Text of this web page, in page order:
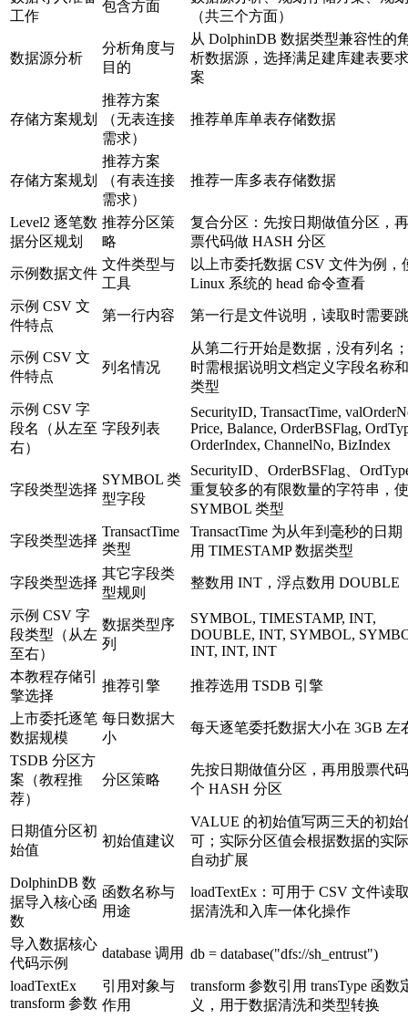
工作
包含方面
（共三个方面）
数据源分析
分析角度与
目的
从 DolphinDB 数据类型兼容性的
析数据源，选择满足建库建表要
案
存储方案规划
推荐方案
（无表连接
需求）
推荐单库单表存储数据
存储方案规划
推荐方案
（有表连接
需求）
推荐一库多表存储数据
Level2 逐笔数
据分区规划
推荐分区策
略
复合分区：先按日期做值分区，
票代码做 HASH 分区
示例数据文件
文件类型与
工具
以上市委托数据 CSV 文件为例，
Linux 系统的 head 命令查看
示例 CSV 文
件特点
第一行内容 第一行是文件说明，读取时需要
示例 CSV 文
件特点
列名情况
从第二行开始是数据，没有列名
时需根据说明文档定义字段名称
类型
示例 CSV 字
段名（从左至
右）
字段列表
SecurityID, TransactTime,
Price, Balance, OrderBSFlag,
OrderIndex, ChannelNo, BizIndex
字段类型选择
SYMBOL 类
型字段
SecurityID、OrderBSFlag、
重复较多的有限数量的字符串，
SYMBOL 类型
字段类型选择
TransactTime
类型
TransactTime 为从年到毫秒的日期
用 TIMESTAMP 数据类型
字段类型选择
其它字段类
型规则
整数用 INT，浮点数用 DOUBLE
示例 CSV 字
段类型（从左
至右）
数据类型序
列
SYMBOL, TIMESTAMP, INT,
DOUBLE, INT, SYMBOL,
INT, INT, INT
本教程存储引
擎选择
推荐引擎 推荐选用 TSDB 引擎
上市委托逐笔
数据规模
每日数据大
小
每天逐笔委托数据大小在 3GB 左
TSDB 分区方
案（教程推
荐）
分区策略
先按日期做值分区，再用股票代
个 HASH 分区
日期值分区初
始值
初始值建议
VALUE 的初始值写两三天的初始
可；实际分区值会根据数据的实
自动扩展
DolphinDB 数
据导入核心函
数
函数名称与
用途
loadTextEx：可用于 CSV 文件读
据清洗和入库一体化操作
导入数据核心
代码示例
database 调用 db = database("dfs://sh_entrust")
loadTextEx
transform 参数
引用对象与
作用
transform 参数引用 transType 函数
义，用于数据清洗和类型转换